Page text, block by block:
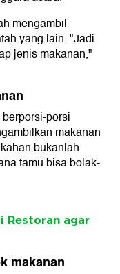
mengambil
yang lain. "Jadi
jenis makanan,"
porsi
makanan
bukanlah
tamu bisa bolak-
Restoran agar
makanan